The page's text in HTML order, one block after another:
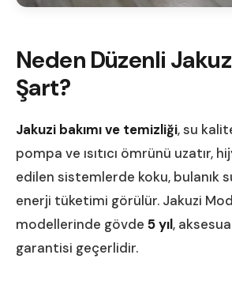
Neden Düzenli
Şart?
Jakuzi bakımı ve temizliği, su
pompa ve ısıtıcı ömrünü uzatır,
edilen sistemlerde koku, bulanık
enerji tüketimi görülür. Jakuzi
modellerinde gövde 5 yıl,
garantisi geçerlidir.